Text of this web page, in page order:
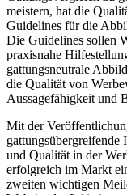
meistern, hat die
Guidelines für die
Die Guidelines sollen
praxisnahe
gattungsneutrale
die Qualität von
Aussagefähigkeit und
Mit der
gattungsübergreifende
und Qualität in der
erfolgreich im Markt
zweiten wichtigen